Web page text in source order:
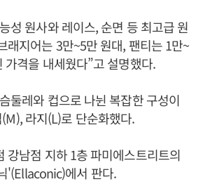
성 원사와 레이스, 순면 등 최고급 원
래지어는 3만~5만 원대, 팬티는 1만~
가격을 내세웠다”고 설명했다.
둘레와 컵으로 나뉜 복잡한 구성이
라지(L)로 단순화했다.
강남점 지하 1층 파미에스트리트의
'(Ellaconic)에서 판다.